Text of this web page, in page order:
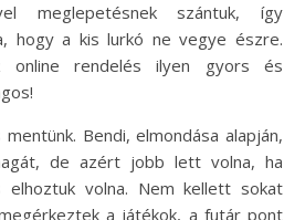
meglepetésnek szántuk, így
hogy a kis lurkó ne vegye észre.
online rendelés ilyen gyors és
Bendi, elmondása alapján,
de azért jobb lett volna, ha
volna. Nem kellett sokat
a játékok, a futár pont